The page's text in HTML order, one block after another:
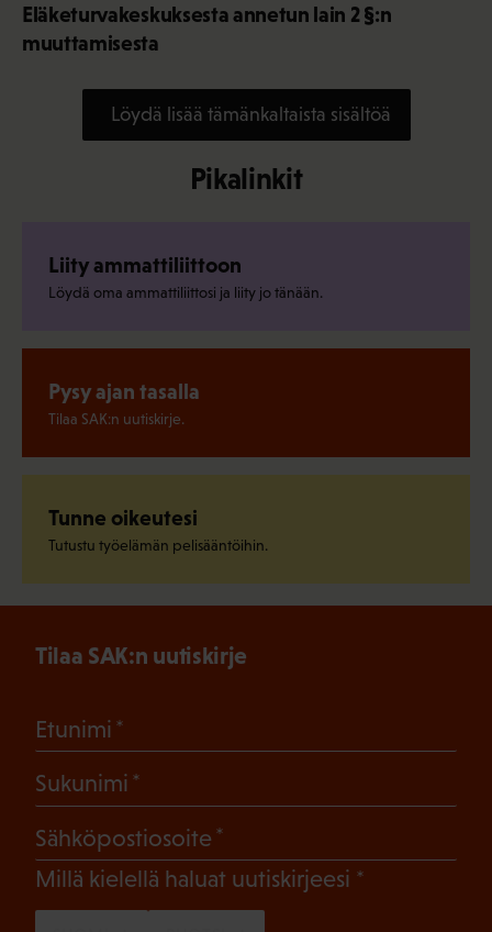
Eläketurvakeskuksesta annetun lain 2 §:n
muuttamisesta
Löydä lisää tämänkaltaista sisältöä
Pikalinkit
Liity ammattiliittoon
Löydä oma ammattiliittosi ja liity jo tänään.
Pysy ajan tasalla
Tilaa SAK:n uutiskirje.
Tunne oikeutesi
Tutustu työelämän pelisääntöihin.
Tilaa SAK:n uutiskirje
Etunimi
Sukunimi
Sähköpostiosoite
Millä kielellä haluat uutiskirjeesi (Pakollinen)